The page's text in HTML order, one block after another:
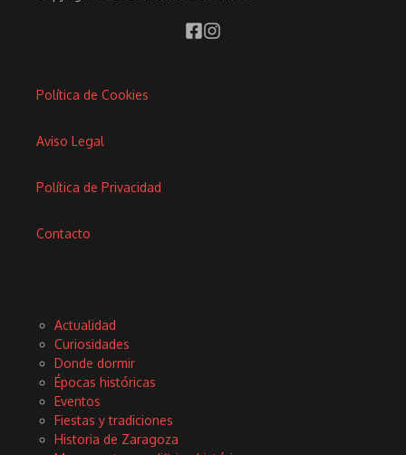
Política de Cookies
Aviso Legal
Política de Privacidad
Contacto
Actualidad
Curiosidades
Donde dormir
Épocas históricas
Eventos
Fiestas y tradiciones
Historia de Zaragoza